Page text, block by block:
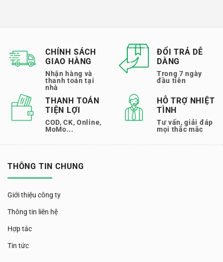
CHÍNH SÁCH
GIAO HÀNG
Nhận hàng và
thanh toán tại
nhà
ĐỔI TRẢ DỄ
DÀNG
Trong 7 ngày
đầu tiên
THANH TOÁN
TIỆN LỢI
COD, CK, Online,
MoMo...
HỖ TRỢ NHIỆT
TÌNH
Tư vấn, giải đáp
mọi thắc mắc
THÔNG TIN CHUNG
Giới thiệu công ty
Thông tin liên hệ
Hợp tác
Tin tức